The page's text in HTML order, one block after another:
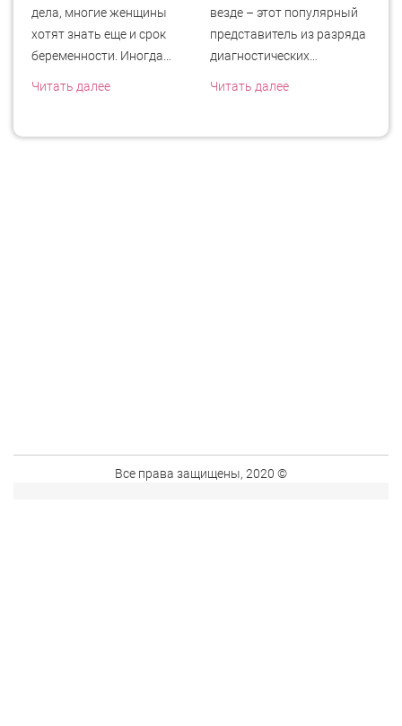
дела, многие женщины
хотят знать еще и срок
беременности. Иногда…
Читать далее
везде – этот популярный
представитель из разряда
диагностических…
Читать далее
Все права защищены, 2020 ©